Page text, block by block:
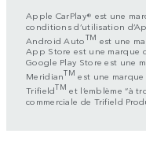
Apple CarPlay® est une
conditions d’utilisation
Android AutoTM est une
App Store est une marque
Google Play Store est une
MeridianTM est une
TrifieldTM et l’emblème “à
commerciale de Trifield